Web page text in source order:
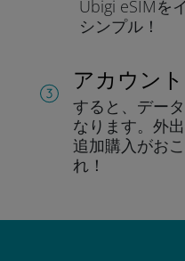
Ubigi eSIMを
シンプル！
アカウン
すると、デー
なります。 外
追加購入がおこ
れ！